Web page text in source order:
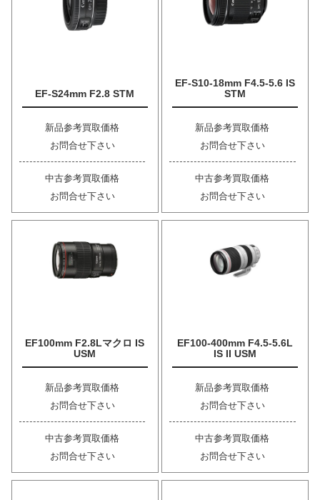
EF-S24mm F2.8 STM
新品参考買取価格
お問合せ下さい
中古参考買取価格
お問合せ下さい
EF-S10-18mm F4.5-5.6 IS
STM
新品参考買取価格
お問合せ下さい
中古参考買取価格
お問合せ下さい
EF100mm F2.8Lマクロ IS
USM
新品参考買取価格
お問合せ下さい
中古参考買取価格
お問合せ下さい
EF100-400mm F4.5-5.6L
IS II USM
新品参考買取価格
お問合せ下さい
中古参考買取価格
お問合せ下さい